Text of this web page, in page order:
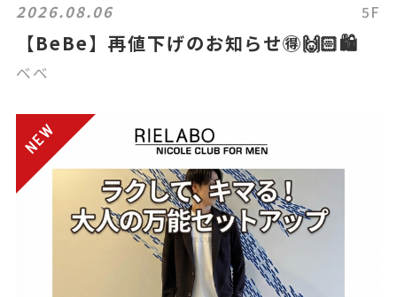
2026.08.06 5F
【BeBe】再値下げのお知らせ🉐🙌🏻🛍️
べべ